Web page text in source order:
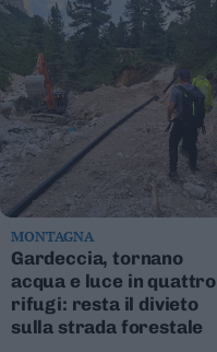
MONTAGNA
Gardeccia, tornano
acqua e luce in quattro
rifugi: resta il divieto
sulla strada forestale